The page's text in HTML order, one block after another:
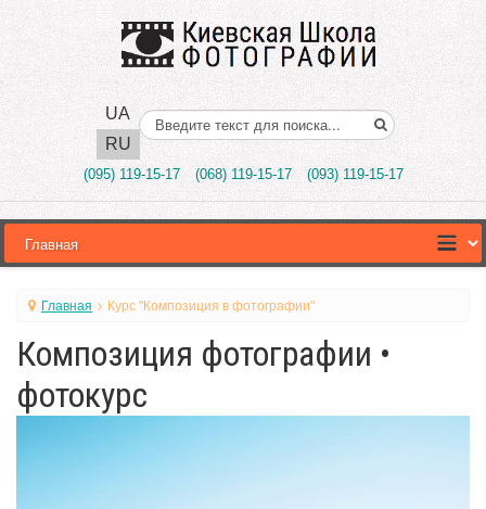
UA
RU
Поиск..
(095) 119-15-17 (068) 119-15-17 (093) 119-15-17
Главная Курс "Композиция в фотографии"
Композиция фотографии •
фотокурс